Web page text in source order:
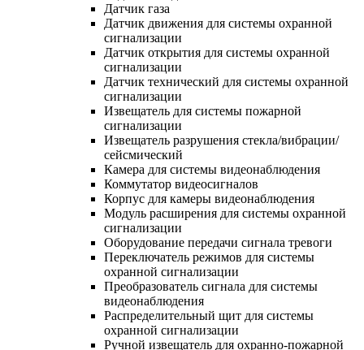
Датчик газа
Датчик движения для системы охранной
сигнализации
Датчик открытия для системы охранной
сигнализации
Датчик технический для системы охранной
сигнализации
Извещатель для системы пожарной
сигнализации
Извещатель разрушения стекла/вибрации/
сейсмический
Камера для системы видеонаблюдения
Коммутатор видеосигналов
Корпус для камеры видеонаблюдения
Модуль расширения для системы охранной
сигнализации
Оборудование передачи сигнала тревоги
Переключатель режимов для системы
охранной сигнализации
Преобразователь сигнала для системы
видеонаблюдения
Распределительный щит для системы
охранной сигнализации
Ручной извещатель для охранно-пожарной